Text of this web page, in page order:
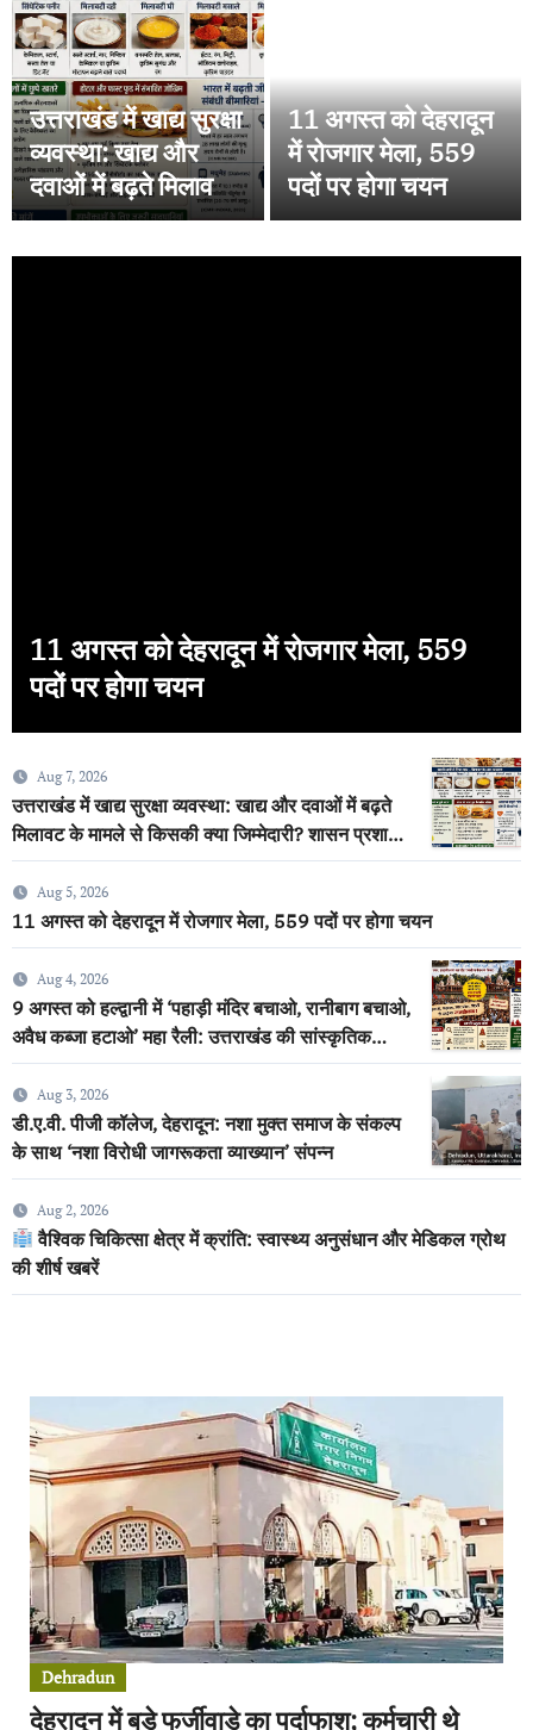
उत्तराखंड में खाद्य सुरक्षा
व्यवस्था: खाद्य और
दवाओं में बढ़ते मिलावट
के मामले से किसकी क्या
जिम्मेदारी? शासन
11 अगस्त को देहरादून
में रोजगार मेला, 559
पदों पर होगा चयन
11 अगस्त को देहरादून में रोजगार मेला, 559
पदों पर होगा चयन
Aug 7, 2026
उत्तराखंड में खाद्य सुरक्षा व्यवस्था: खाद्य और दवाओं में बढ़ते
मिलावट के मामले से किसकी क्या जिम्मेदारी? शासन प्रशासन
मौन क्यों?
Aug 5, 2026
11 अगस्त को देहरादून में रोजगार मेला, 559 पदों पर होगा चयन
Aug 4, 2026
9 अगस्त को हल्द्वानी में ‘पहाड़ी मंदिर बचाओ, रानीबाग बचाओ,
अवैध कब्जा हटाओ’ महा रैली: उत्तराखंड की सांस्कृतिक
विरासत की रक्षा के लिए बड़े जनआंदोलन की तैयारी
Aug 3, 2026
डी.ए.वी. पीजी कॉलेज, देहरादून: नशा मुक्त समाज के संकल्प
के साथ ‘नशा विरोधी जागरूकता व्याख्यान’ संपन्न
Aug 2, 2026
वैश्विक चिकित्सा क्षेत्र में क्रांति: स्वास्थ्य अनुसंधान और मेडिकल ग्रोथ
की शीर्ष खबरें
Dehradun
देहरादून में बड़े फर्जीवाड़े का पर्दाफाश; कर्मचारी थे